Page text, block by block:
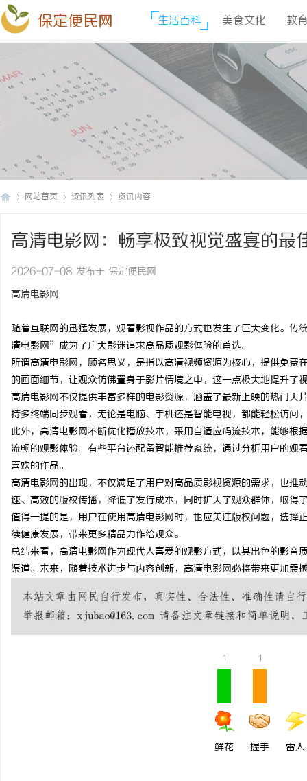
保定便民网 生活百科 美食文化 教
网站首页 资讯列表 资讯内容
高清电影网：畅享极致视觉盛宴的最
2026-07-08 发布于 保定便民网
高清电影网
随着互联网的迅猛发展，观看影视作品的方式也发生了巨大变化。
清电影网”成为了广大影迷追求高品质观影体验的首选。
所谓高清电影网，顾名思义，是指以高清视频资源为核心，提供免
的画面细节，让观众仿佛置身于影片情境之中，这一点极大地提升了
高清电影网不仅提供丰富多样的电影资源，涵盖了最新上映的热门
持多终端同步观看，无论是电脑、手机还是智能电视，都能轻松访问
此外，高清电影网不断优化播放技术，采用自适应码流技术，能够
流畅的观影体验。有些平台还配备智能推荐系统，通过分析用户的
喜欢的作品。
高清电影网的出现，不仅满足了用户对高品质影视资源的需求，也
速、高效的版权传播，降低了发行成本，同时扩大了观众群体，取得
值得一提的是，用户在使用高清电影网时，也应关注版权问题，选
续健康发展，带来更多精品力作给观众。
总结来看，高清电影网作为现代人喜爱的观影方式，以其出色的影
渠道。未来，随着技术进步与内容创新，高清电影网必将带来更加震
1
鲜花
1
握手 雷人
开店最怕“搜不到”为什
ai却天天给他免费派单？